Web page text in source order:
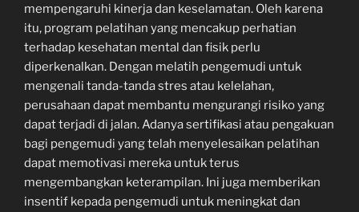
mempengaruhi kinerja dan keselamatan. Oleh karena
itu, program pelatihan yang mencakup perhatian
terhadap kesehatan mental dan fisik perlu
diperkenalkan. Dengan melatih pengemudi untuk
mengenali tanda-tanda stres atau kelelahan,
perusahaan dapat membantu mengurangi risiko yang
dapat terjadi di jalan. Adanya sertifikasi atau pengakuan
bagi pengemudi yang telah menyelesaikan pelatihan
dapat memotivasi mereka untuk terus
mengembangkan keterampilan. Ini juga memberikan
insentif kepada pengemudi untuk meningkat dan